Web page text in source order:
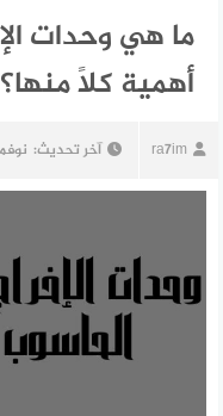
ما هي وحدات
أهمية كلًا منها؟
ra7im آخر تحديث: نوفمبر